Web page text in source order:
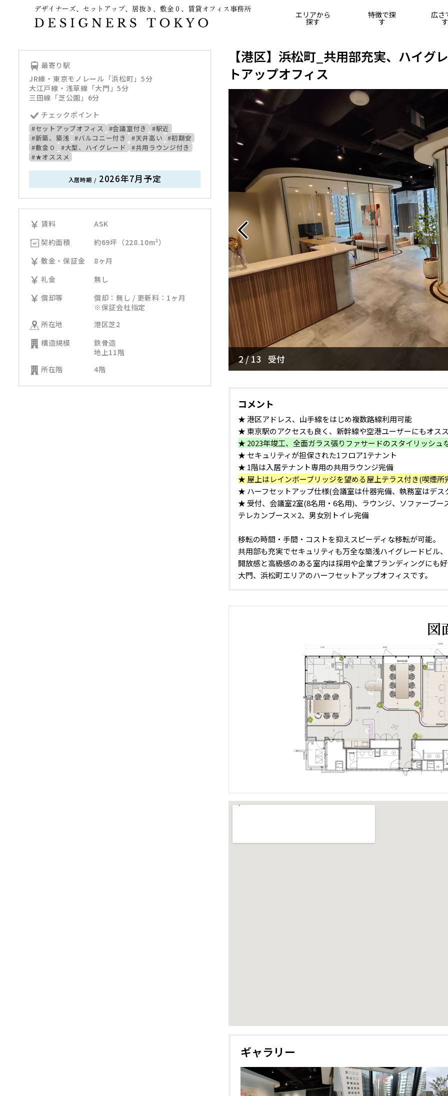
デザイナーズ、セットアップ、居抜き、敷金０、賃貸オフィス事務所
エリアから
探す
特徴で探
す
広さ
す
【港区】浜松町_共用部充実、ハイグ
トアップオフィス
3 / 13 35名程度収容可能_執務室(参考写真)
コメント
★ 港区アドレス、山手線をはじめ複数路線利用可能
★ 東京駅のアクセスも良く、新幹線や空港ユーザーにもオス
★ 2023年竣工、全面ガラス張りファサードのスタイリッシュ
★ セキュリティが担保された1フロア1テナント
★ 1階は入居テナント専用の共用ラウンジ完備
★ 屋上はレインボーブリッジを望める屋上テラス付き(喫煙所
★ ハーフセットアップ仕様(会議室は什器完備、執務室はデス
★ 受付、会議室2室(8名用・6名用)、ラウンジ、ソファーブー
テレカンブース×2、男女別トイレ完備
移転の時間・手間・コストを抑えスピーディな移転が可能。
共用部も充実でセキュリティも万全な築浅ハイグレードビル、
開放感と高級感のある室内は採用や企業ブランディングにも
大門、浜松町エリアのハーフセットアップオフィスです。
図
ギャラリー
最寄り駅
JR線・東京モノレール「浜松町」5分
大江戸線・浅草線「大門」5分
三田線「芝公園」6分
チェックポイント
#セットアップオフィス #会議室付き
#駅近
#新築、築浅 #バルコニー付き #天井高い #初期安
#敷金０
#大型、ハイグレード
#共用ラウンジ付き
#★オススメ
入居時期 / 2026年7月予定
賃料
ASK
契約面積
約69坪（228.10m²）
敷金・保証金
8ヶ月
礼金
無し
償却等
償却：無し / 更新料：1ヶ月
※保証会社指定
所在地
港区芝2
構造規模
鉄骨造
地上11階
所在階
4階